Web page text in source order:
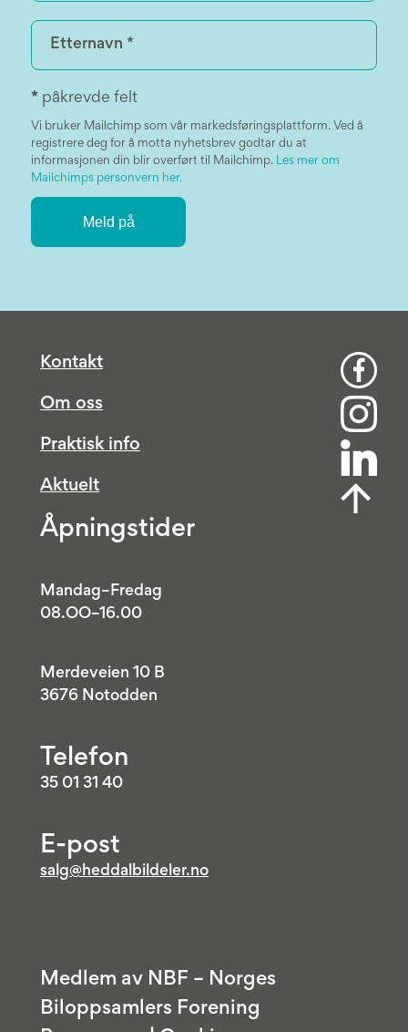
* påkrevde felt
Vi bruker Mailchimp som vår markedsføringsplattform. Ved å
registrere deg for å motta nyhetsbrev godtar du at
informasjonen din blir overført til Mailchimp. Les mer om
Mailchimps personvern her.
Kontakt
Om oss
Praktisk info
Aktuelt
Åpningstider
Mandag–Fredag
08.OO–16.00
Merdeveien 10 B
3676 Notodden
Telefon
35 01 31 40
E-post
salg@heddalbildeler.no
Medlem av NBF – Norges
Biloppsamlers Forening